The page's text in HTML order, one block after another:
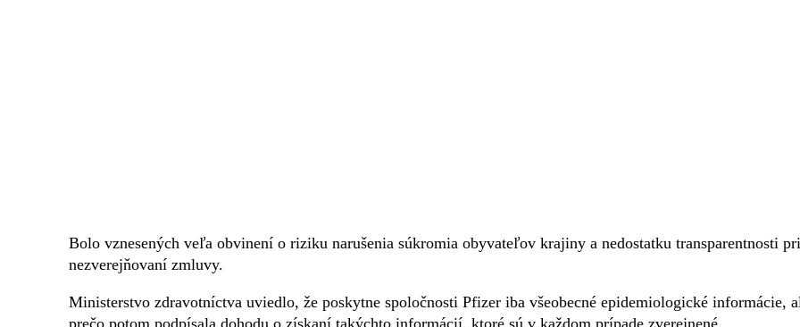
Bolo vznesených veľa obvinení o riziku narušenia súkromia obyvateľov krajiny a nedostatku transparentnosti pri
nezverejňovaní zmluvy.
Ministerstvo zdravotníctva uviedlo, že poskytne spoločnosti Pfizer iba všeobecné epidemiologické informácie,